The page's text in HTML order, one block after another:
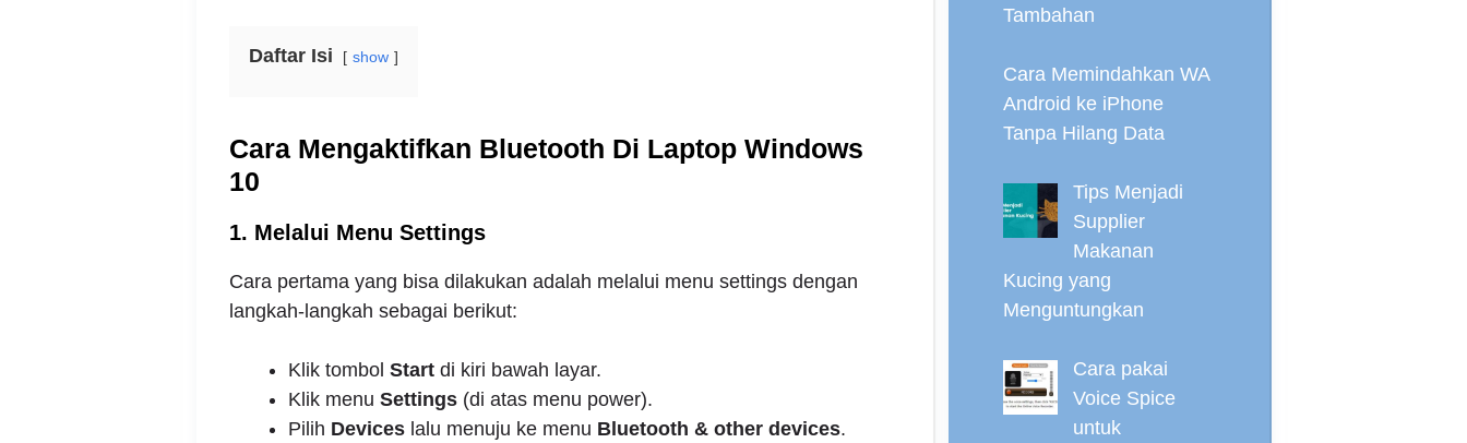
Daftar Isi show
Cara Mengaktifkan Bluetooth Di Laptop Windows
10
1. Melalui Menu Settings
Cara pertama yang bisa dilakukan adalah melalui menu settings dengan
langkah-langkah sebagai berikut:
Klik tombol Startdi kiri bawah layar.
Klik menu Settings(di atas menu power).
Pilih Deviceslalu menuju ke menu Bluetooth & other devices.
Tambahan
Cara Memindahkan WA
Android ke iPhone
Tanpa Hilang Data
Tips Menjadi
Supplier
Makanan
Kucing yang
Menguntungkan
Cara pakai
Voice Spice
untuk